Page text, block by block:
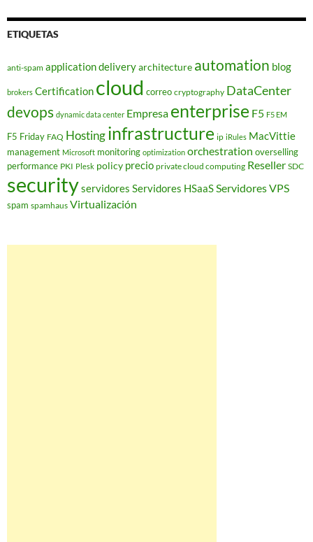
ETIQUETAS
anti-spam application deliveryarchitecture automation blog
brokers Certification cloud correo cryptography DataCenter
devops dynamic data center Empresa enterprise F5 F5 EM
F5 Friday FAQ Hostinginfrastructure ip iRules MacVittie
management Microsoft monitoring optimization orchestration overselling
performance PKI Plesk policy precio private cloud computing Reseller SDC
securityservidores Servidores HSaaSServidores VPS
spam spamhaus Virtualización